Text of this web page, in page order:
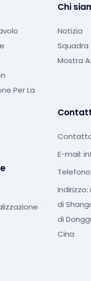
Per La
Chi
Notizia
Squadra
Mostra
E-mail:
Indirizzo:
di
di
Cina